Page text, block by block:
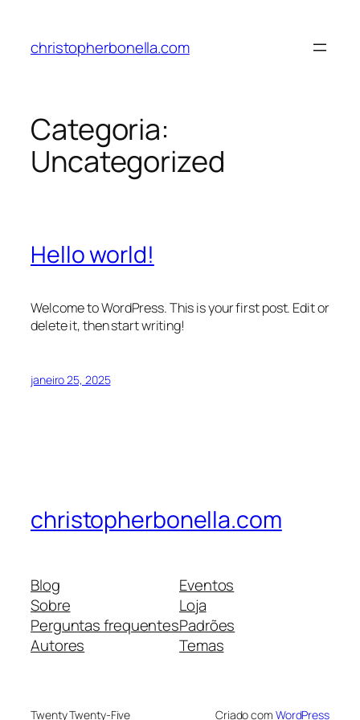
christopherbonella.com
Categoria:
Uncategorized
Hello world!
Welcome to WordPress. This is your first post. Edit or
delete it, then start writing!
janeiro 25, 2025
christopherbonella.com
Blog
Sobre
Perguntas frequentes
Autores
Eventos
Loja
Padrões
Temas
Twenty Twenty-Five Criado com WordPress